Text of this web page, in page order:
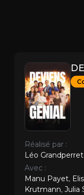
Réalisé par :
Léo Grandperret
Avec :
Manu Payet,
Krutmann, Julia